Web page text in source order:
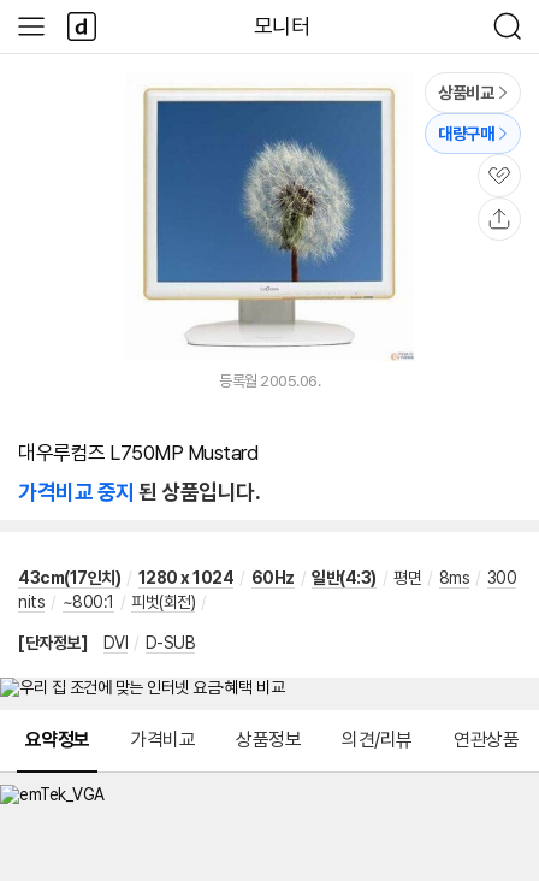
모니터
검
색
사
이
다
나
와
상품비교
대량구매
관
심
등록월 2005.06.
대우루컴즈 L750MP Mustard
가격비교 중지 된 상품입니다.
43cm(17인치) / 1280 x 1024 / 60Hz / 일반(4:3) / 평면 / 8ms / 300
nits / ~800:1 / 피벗(회전) /
[단자정보] DVI / D-SUB
요약정보 가격비교 상품정보 의견/리뷰 연관상품